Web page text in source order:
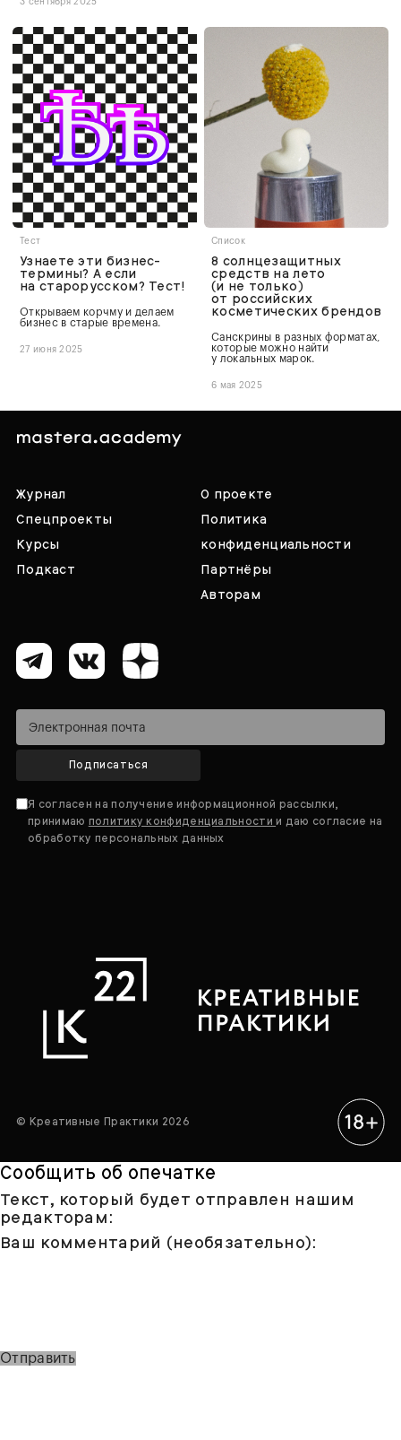
3 сентября 2025
Тест
Узнаете эти бизнес-
термины? А если
на старорусском? Тест!
Открываем корчму и делаем
бизнес в старые времена.
27 июня 2025
Список
8 солнцезащитных
средств на лето
(и не только)
от российских
косметических брендов
Санскрины в разных форматах,
которые можно найти
у локальных марок.
6 мая 2025
Журнал
Спецпроекты
Курсы
Подкаст
О проекте
Политика
конфиденциальности
Партнёры
Авторам
Подписаться
Я согласен на получение информационной рассылки,
принимаю политику конфиденциальностии даю согласие на
обработку персональных данных
© Креативные Практики 2026
Сообщить об опечатке
Текст, который будет отправлен нашим
редакторам:
Ваш комментарий (необязательно):
Отправить